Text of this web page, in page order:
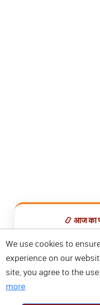
📿 आज का
📅 हिंदी
We use cookies to
experience on our
site, you agree to the
more